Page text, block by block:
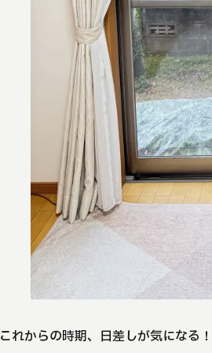
これからの時期、日差しが気になる